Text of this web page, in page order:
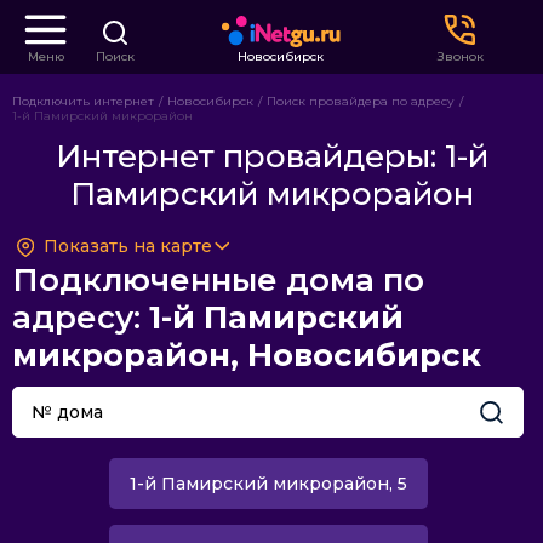
Меню Поиск Новосибирск Звонок
Подключить интернет Новосибирск
Поиск провайдера по адресу
1-й Памирский микрорайон
Интернет провайдеры: 1-й
Памирский микрорайон
Показать на карте
Подключенные дома по
адресу: 1-й Памирский
микрорайон, Новосибирск
1-й Памирский микрорайон, 5